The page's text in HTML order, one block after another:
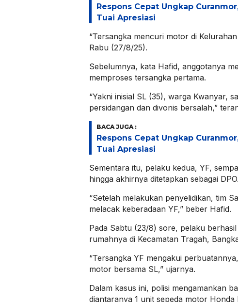
Respons Cepat Ungkap
Tuai Apresiasi
“Tersangka mencuri motor di
Rabu (27/8/25).
Sebelumnya, kata Hafid, anggotanya
memproses tersangka pertama.
“Yakni inisial SL (35), warga Kwanyar,
persidangan dan divonis bersalah,”
BACA JUGA :
Respons Cepat Ungkap
Tuai Apresiasi
Sementara itu, pelaku kedua, YF,
hingga akhirnya ditetapkan sebagai DPO.
“Setelah melakukan penyelidikan, tim
melacak keberadaan YF,” beber Hafid.
Pada Sabtu (23/8) sore, pelaku
rumahnya di Kecamatan Tragah,
“Tersangka YF mengakui
motor bersama SL,” ujarnya.
Dalam kasus ini, polisi mengamankan
diantaranya 1 unit sepeda motor Honda